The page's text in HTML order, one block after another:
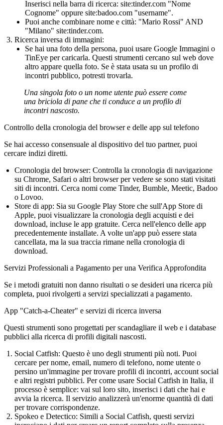
Inserisci nella barra di ricerca: site:tinder.com "Nome
Cognome" oppure site:badoo.com "username".
Puoi anche combinare nome e città: "Mario Rossi" AND
"Milano" site:tinder.com.
Ricerca inversa di immagini:
Se hai una foto della persona, puoi usare Google Immagini o
TinEye per caricarla. Questi strumenti cercano sul web dove
altro appare quella foto. Se è stata usata su un profilo di
incontri pubblico, potresti trovarla.
Una singola foto o un nome utente può essere come
una briciola di pane che ti conduce a un profilo di
incontri nascosto.
Controllo della cronologia del browser e delle app sul telefono
Se hai accesso consensuale al dispositivo del tuo partner, puoi
cercare indizi diretti.
Cronologia del browser: Controlla la cronologia di navigazione
su Chrome, Safari o altri browser per vedere se sono stati visitati
siti di incontri. Cerca nomi come Tinder, Bumble, Meetic, Badoo
o Lovoo.
Store di app: Sia su Google Play Store che sull'App Store di
Apple, puoi visualizzare la cronologia degli acquisti e dei
download, incluse le app gratuite. Cerca nell'elenco delle app
precedentemente installate. A volte un'app può essere stata
cancellata, ma la sua traccia rimane nella cronologia di
download.
Servizi Professionali a Pagamento per una Verifica Approfondita
Se i metodi gratuiti non danno risultati o se desideri una ricerca più
completa, puoi rivolgerti a servizi specializzati a pagamento.
App "Catch-a-Cheater" e servizi di ricerca inversa
Questi strumenti sono progettati per scandagliare il web e i database
pubblici alla ricerca di profili digitali nascosti.
Social Catfish: Questo è uno degli strumenti più noti. Puoi
cercare per nome, email, numero di telefono, nome utente o
persino un'immagine per trovare profili di incontri, account social
e altri registri pubblici. Percome usare Social Catfish in Italia, il
processo è semplice: vai sul loro sito, inserisci i dati che hai e
avvia la ricerca. Il servizio analizzerà un'enorme quantità di dati
per trovare corrispondenze.
Spokeo e Detectico: Simili a Social Catfish, questi servizi